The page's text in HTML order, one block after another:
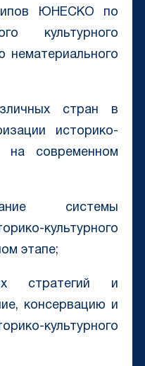
ЮНЕСКО по
культурного
нематериального
стран в
историко-
на современном
системы
культурного
этапе;
стратегий и
консервацию и
культурного